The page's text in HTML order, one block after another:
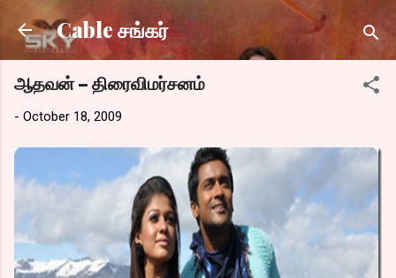
Skip to main content
Cable சங்கர்
ஆதவன் – திரைவிமர்சனம்
- October 18, 2009